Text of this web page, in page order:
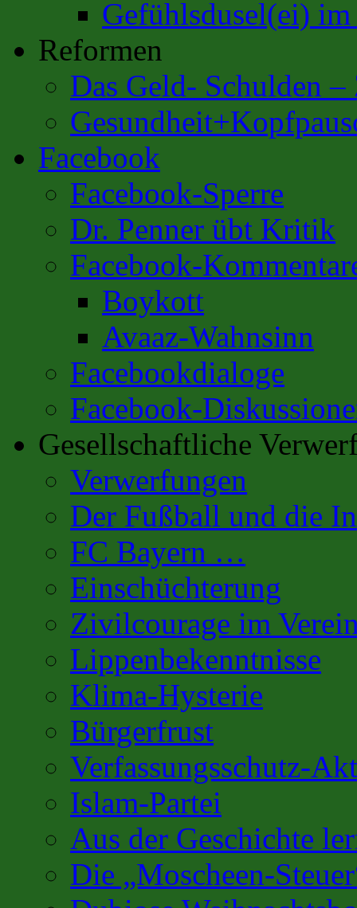
Gefühlsdusel(ei)
Reformen
Das Geld- Schulden –
Facebook
Facebook-Sperre
Dr. Penner übt Kritik
Facebook-
Boykott
Avaaz-Wahnsinn
Facebookdialoge
Facebook-
Gesellschaftliche
Verwerfungen
Der Fußball und die
FC Bayern …
Einschüchterung
Zivilcourage im
Lippenbekenntnisse
Klima-Hysterie
Bürgerfrust
Verfassungsschutz-
Islam-Partei
Aus der Geschichte
Die „Moscheen-